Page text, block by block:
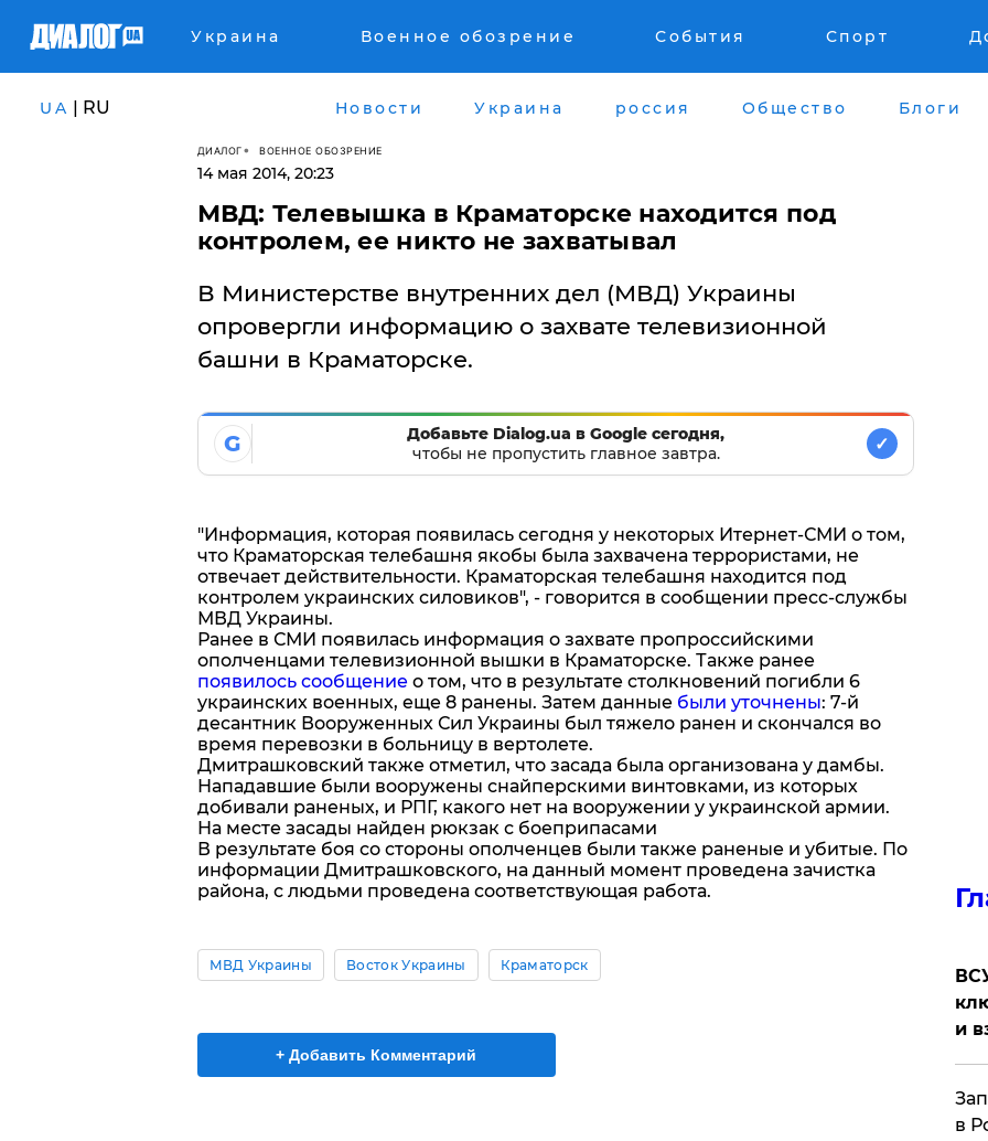
Украина Военное обозрение События Спорт
UA | RU Новости Украина россия Общество Блоги
ДИАЛОГ ВОЕННОЕ ОБОЗРЕНИЕ
14 мая 2014, 20:23
МВД: Телевышка в Краматорске находится под
контролем, ее никто не захватывал
В Министерстве внутренних дел (МВД) Украины
опровергли информацию о захвате телевизионной
башни в Краматорске.
G
Добавьте Dialog.ua в Google сегодня,
чтобы не пропустить главное завтра.
✓
"Информация, которая появилась сегодня у некоторых Итернет-СМИ о том,
что Краматорская телебашня якобы была захвачена террористами, не
отвечает действительности. Краматорская телебашня находится под
контролем украинских силовиков", - говорится в сообщении пресс-службы
МВД Украины.
Ранее в СМИ появилась информация о захвате пропроссийскими
ополченцами телевизионной вышки в Краматорске. Также ранее
появилось сообщениео том, что в результате столкновений погибли 6
украинских военных, еще 8 ранены. Затем данные были уточнены: 7-й
десантник Вооруженных Сил Украины был тяжело ранен и скончался во
время перевозки в больницу в вертолете.
Дмитрашковский также отметил, что засада была организована у дамбы.
Нападавшие были вооружены снайперскими винтовками, из которых
добивали раненых, и РПГ, какого нет на вооружении у украинской армии.
На месте засады найден рюкзак с боеприпасами
В результате боя со стороны ополченцев были также раненые и убитые. По
информации Дмитрашковского, на данный момент проведена зачистка
района, с людьми проведена соответствующая работа.
МВД Украины Восток Украины Краматорск
+ Добавить Комментарий
и
в